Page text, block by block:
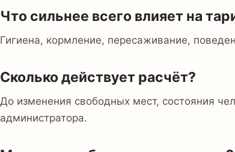
Что сильнее всего влияет на
Гигиена, кормление, пересаживание,
Сколько действует расчёт?
До изменения свободных мест, состояния
администратора.